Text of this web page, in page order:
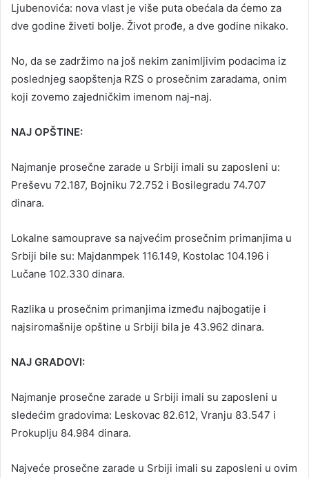
Ljubenovića: nova vlast je više puta obećala da ćemo za
dve godine živeti bolje. Život prođe, a dve godine nikako.
No, da se zadržimo na još nekim zanimljivim podacima iz
poslednjeg saopštenja RZS o prosečnim zaradama, onim
koji zovemo zajedničkim imenom naj-naj.
NAJ OPŠTINE:
Najmanje prosečne zarade u Srbiji imali su zaposleni u:
Preševu 72.187, Bojniku 72.752 i Bosilegradu 74.707
dinara.
Lokalne samouprave sa najvećim prosečnim primanjima u
Srbiji bile su: Majdanmpek 116.149, Kostolac 104.196 i
Lučane 102.330 dinara.
Razlika u prosečnim primanjima između najbogatije i
najsiromašnije opštine u Srbiji bila je 43.962 dinara.
NAJ GRADOVI:
Najmanje prosečne zarade u Srbiji imali su zaposleni u
sledećim gradovima: Leskovac 82.612, Vranju 83.547 i
Prokuplju 84.984 dinara.
Najveće prosečne zarade u Srbiji imali su zaposleni u ovim